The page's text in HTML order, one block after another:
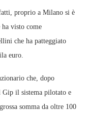
proprio a Milano si è
visto come
che ha patteggiato
euro.
che, dopo
Gip il sistema pilotato e
somma da oltre 100